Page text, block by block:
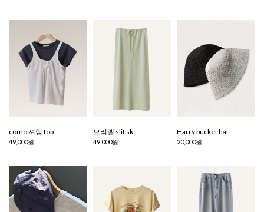
como 셔링 top
49,000원
브리엘 slit sk
49,000원
Harry bucket hat
20,000원